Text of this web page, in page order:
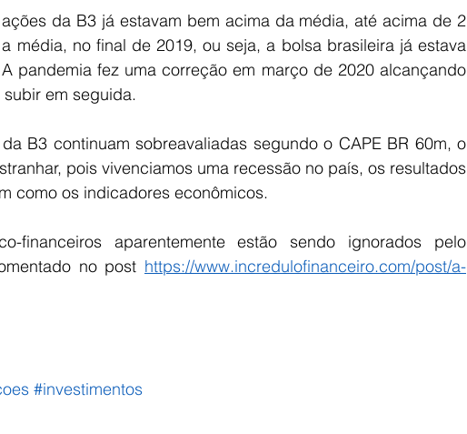
da B3 já estavam bem acima da média, até acima de 2
média, no final de 2019, ou seja, a bolsa brasileira já estava
pandemia fez uma correção em março de 2020 alcançando
em seguida.
B3 continuam sobreavaliadas segundo o CAPE BR 60m, o
pois vivenciamos uma recessão no país, os resultados
como os indicadores econômicos.
financeiros aparentemente estão sendo ignorados pelo
no post https://www.incredulofinanceiro.com/post/a-
#investimentos